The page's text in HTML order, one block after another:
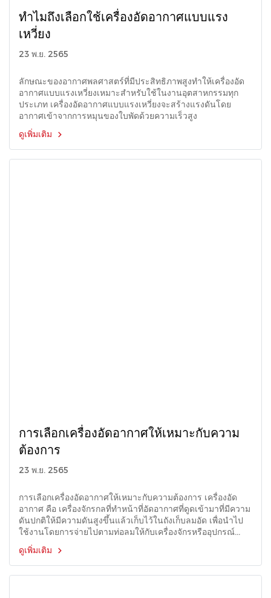
ทำไมถึงเลือกใช้เครื่องอัดอากาศแบบแรง
เหวี่ยง
23 พ.ย. 2565
ลักษณะของอากาศพลศาสตร์ที่มีประสิทธิภาพสูงทำให้เครื่องอัด
อากาศแบบแรงเหวี่ยงเหมาะสำหรับใช้ในงานอุตสาหกรรมทุก
ประเภท เครื่องอัดอากาศแบบแรงเหวี่ยงจะสร้างแรงดันโดย
อากาศเข้าจากการหมุนของใบพัดด้วยความเร็วสูง
ดูเพิ่มเติม
การเลือกเครื่องอัดอากาศให้เหมาะกับความ
ต้องการ
23 พ.ย. 2565
การเลือกเครื่องอัดอากาศให้เหมาะกับความต้องการ เครื่องอัด
อากาศ คือ เครื่องจักรกลที่ทำหน้าที่อัดอากาศที่ดูดเข้ามาที่มีความ
ดันปกติให้มีความดันสูงขึ้นแล้วเก็บไว้ในถังเก็บลมอัด เพื่อนำไป
ใช้งานโดยการจ่ายไปตามท่อลมให้กับเครื่องจักรหรืออุปกรณ์
ทำงานต่าง ๆ ต่อไป
ดูเพิ่มเติม